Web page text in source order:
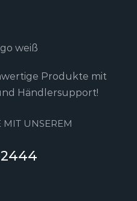
Produkte mit
Händlersupport!
MIT UNSEREM
2444